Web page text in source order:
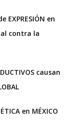
EXPRESIÓN en
contra la
causan
en MÉXICO